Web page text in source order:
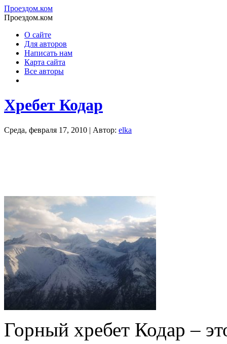
Проездом.ком
Проездом.ком
О сайте
Для авторов
Написать нам
Карта сайта
Все авторы
Хребет Кодар
Среда, февраля 17, 2010 | Автор: elka
Горный хребет Кодар –